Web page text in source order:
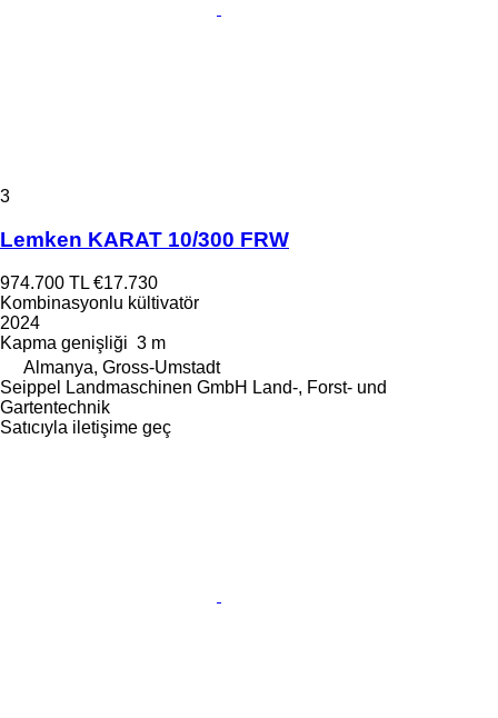
3
Lemken KARAT 10/300 FRW
974.700 TL €17.730
Kombinasyonlu kültivatör
2024
Kapma genişliği 3 m
Almanya, Gross-Umstadt
Seippel Landmaschinen GmbH Land-, Forst- und
Gartentechnik
Satıcıyla iletişime geç